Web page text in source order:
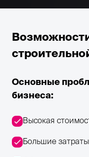
Основные
бизнеса:
Высокая
Большие